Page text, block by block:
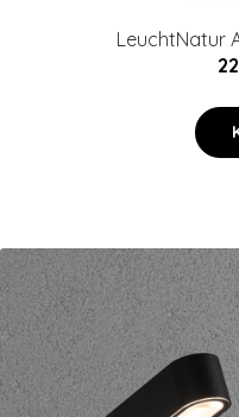
LeuchtNatur